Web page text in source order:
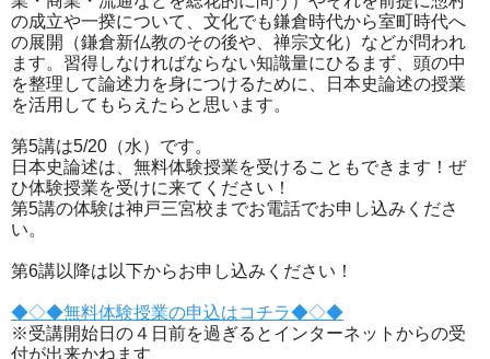
の成立や一揆について、文化でも鎌倉時代から室町時代へ
の展開（鎌倉新仏教のその後や、禅宗文化）などが問われ
ます。習得しなければならない知識量にひるまず、頭の中
を整理して論述力を身につけるために、日本史論述の授業
を活用してもらえたらと思います。
第5講は5/20（水）です。
日本史論述は、無料体験授業を受けることもできます！ぜ
ひ体験授業を受けに来てください！
第5講の体験は神戸三宮校までお電話でお申し込みくださ
い。
第6講以降は以下からお申し込みください！
◆◇◆無料体験授業の申込はコチラ◆◇◆
※受講開始日の４日前を過ぎるとインターネットからの受
付が出来かねます